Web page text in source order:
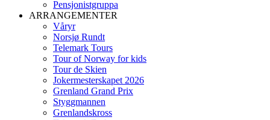
Pensjonistgruppa
ARRANGEMENTER
Våryr
Norsjø Rundt
Telemark Tours
Tour of Norway for kids
Tour de Skien
Jokermesterskapet 2026
Grenland Grand Prix
Styggmannen
Grenlandskross